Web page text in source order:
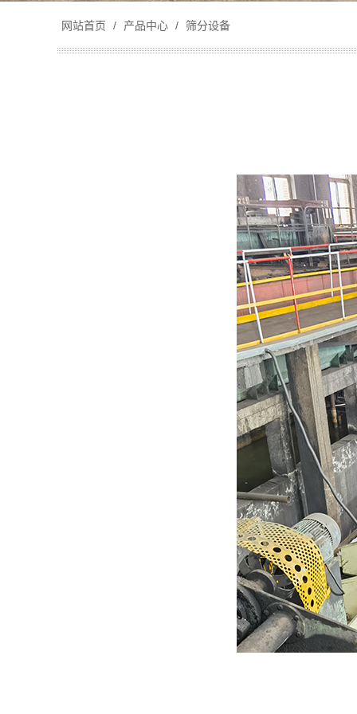
网站首页 / 产品中心 / 筛分设备